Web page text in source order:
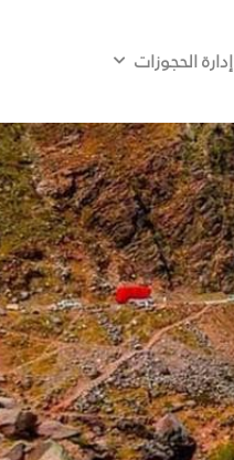
إدارة الحجوزات